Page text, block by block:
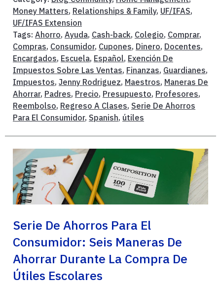
Money Matters, Relationships & Family, UF/IFAS,
UF/IFAS Extension
Tags: Ahorro, Ayuda, Cash-back, Colegio, Comprar,
Compras, Consumidor, Cupones, Dinero, Docentes,
Encargados, Escuela, Español, Exención De
Impuestos Sobre Las Ventas, Finanzas, Guardianes,
Impuestos, Jenny Rodriguez, Maestros, Maneras De
Ahorrar, Padres, Precio, Presupuesto, Profesores,
Reembolso, Regreso A Clases, Serie De Ahorros
Para El Consumidor, Spanish, útiles
Serie De Ahorros Para El
Consumidor: Seis Maneras De
Ahorrar Durante La Compra De
Útiles Escolares